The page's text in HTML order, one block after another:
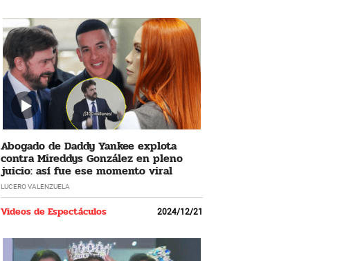
Abogado de Daddy Yankee explota
contra Mireddys González en pleno
juicio: así fue ese momento viral
LUCERO VALENZUELA
Videos de Espectáculos 2024/12/21